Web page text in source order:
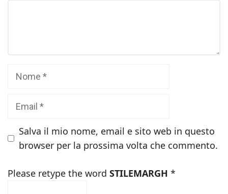
Salva il mio nome, email e sito web in questo
browser per la prossima volta che commento.
Please retype the word STILEMARGH *